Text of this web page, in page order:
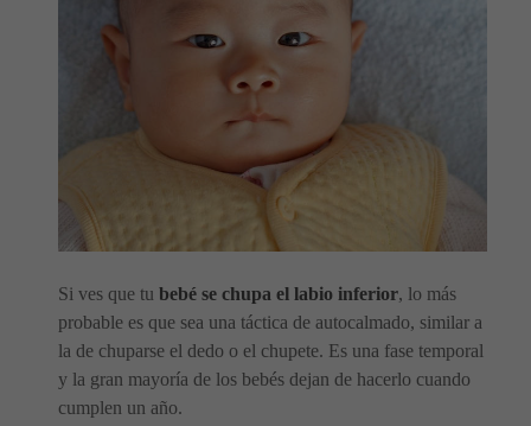
Si ves que tu bebé se chupa el labio inferior, lo más
probable es que sea una táctica de autocalmado, similar a
la de chuparse el dedo o el chupete. Es una fase temporal
y la gran mayoría de los bebés dejan de hacerlo cuando
cumplen un año.